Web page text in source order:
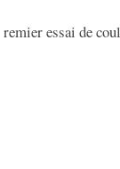
remier essai de